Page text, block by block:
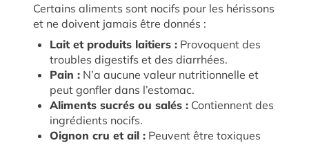
Certains aliments sont nocifs pour les hérissons
et ne doivent jamais être donnés :
Lait et produits laitiers : Provoquent des
troubles digestifs et des diarrhées.
Pain : N’a aucune valeur nutritionnelle et
peut gonfler dans l’estomac.
Aliments sucrés ou salés : Contiennent des
ingrédients nocifs.
Oignon cru et ail : Peuvent être toxiques